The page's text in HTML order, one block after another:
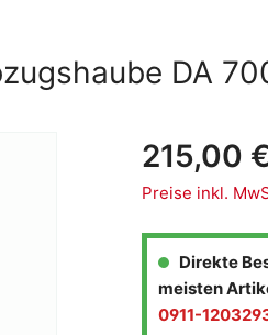
Kühlschrank
DA
215,00
Preise inkl.
Direkte
meisten
0911-